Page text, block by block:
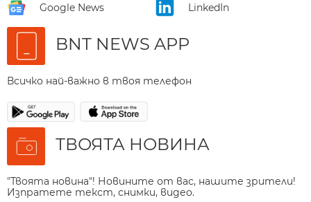
Google News LinkedIn
BNT NEWS APP
Всичко най-важно в твоя телефон
ТВОЯТА НОВИНА
"Твоята новина"! Новините от вас, нашите зрители!
Изпратете текст, снимки, видео.